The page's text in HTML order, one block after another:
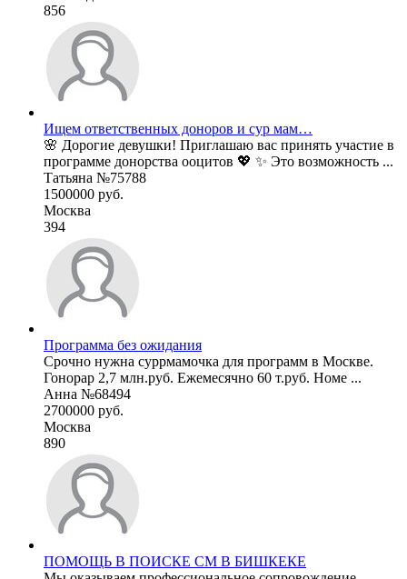
856
Ищем ответственных доноров и сур мам…
🌸 Дорогие девушки! Приглашаю вас принять участие в
программе донорства ооцитов 💖 ✨ Это возможность ...
Татьяна №75788
1500000 руб.
Москва
394
Программа без ожидания
Срочно нужна суррмамочка для программ в Москве.
Гонорар 2,7 млн.руб. Ежемесячно 60 т.руб. Номе ...
Анна №68494
2700000 руб.
Москва
890
ПОМОЩЬ В ПОИСКЕ СМ В БИШКЕКЕ